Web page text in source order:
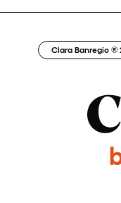
Clara Banregio ®